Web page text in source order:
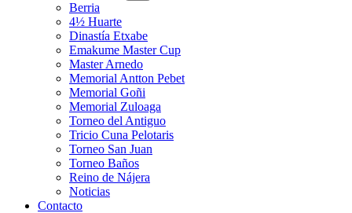
Berria
4½ Huarte
Dinastía Etxabe
Emakume Master Cup
Master Arnedo
Memorial Antton Pebet
Memorial Goñi
Memorial Zuloaga
Torneo del Antiguo
Tricio Cuna Pelotaris
Torneo San Juan
Torneo Baños
Reino de Nájera
Noticias
Contacto